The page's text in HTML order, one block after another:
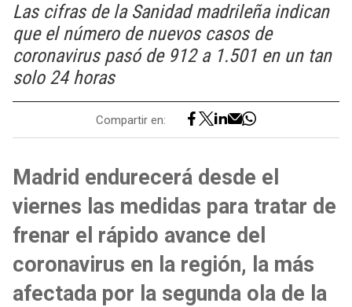
Las cifras de la Sanidad madrileña indican
que el número de nuevos casos de
coronavirus pasó de 912 a 1.501 en un tan
solo 24 horas
Compartir en:
Madrid endurecerá desde el
viernes las medidas para tratar de
frenar el rápido avance del
coronavirus en la región, la más
afectada por la segunda ola de la